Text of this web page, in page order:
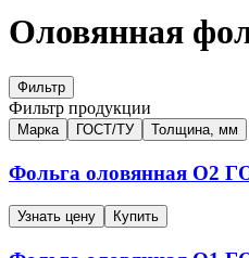
Оловянная
Фильтр
Фильтр продукции
Марка ГОСТ/ТУ Толщина, мм
Фольга оловянная О2
Узнать цену Купить